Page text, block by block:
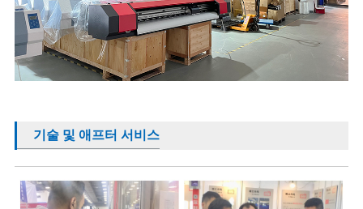
기술 및 애프터 서비스